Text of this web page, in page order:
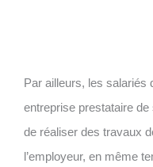
Par ailleurs, les salariés
entreprise prestataire de
de réaliser des travaux
l’employeur, en même